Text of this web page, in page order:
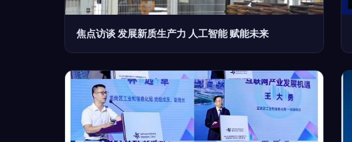
焦点访谈 发展新质生产力 人工智能 赋能未来